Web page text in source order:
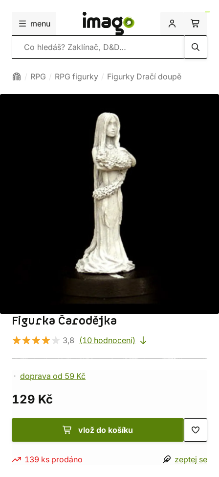
menu
Vyhledávání
RPG RPG figurky Figurky Dračí doupě
Figurka Čarodějka
3,8 (10 hodnocení)
doprava od 59 Kč
129 Kč
vlož do košíku
139 ks prodáno zeptej se